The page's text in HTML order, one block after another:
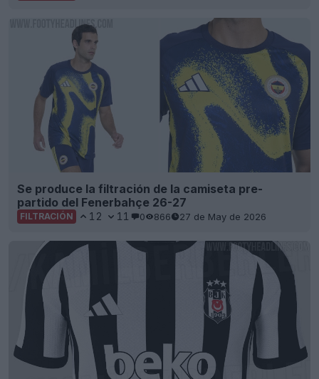
Se produce la filtración de la camiseta pre-
partido del Fenerbahçe 26-27
FILTRACIÓN 12 11 0 866 27 de May de 2026